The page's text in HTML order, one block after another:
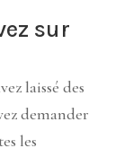
sur
laissé des
demander
les